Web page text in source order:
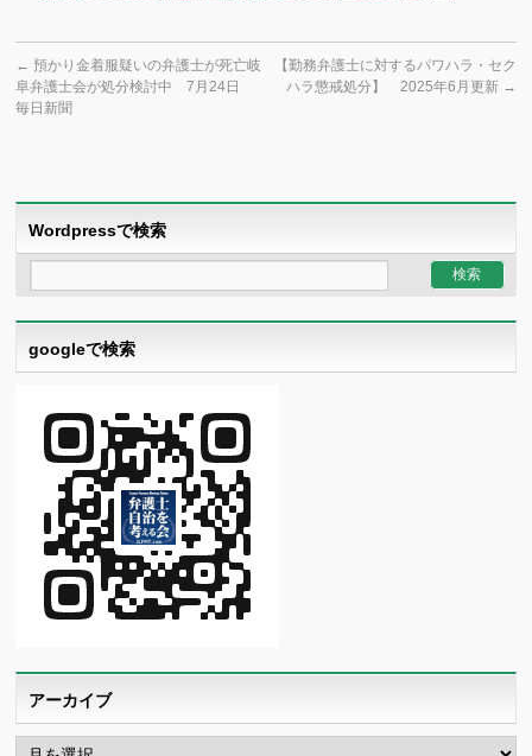
← 預かり金着服疑いの弁護士が死亡岐
阜弁護士会が処分検討中 7月24日
毎日新聞
【勤務弁護士に対するパワハラ・セク
ハラ懲戒処分】 2025年6月更新 →
Wordpressで検索
googleで検索
アーカイブ
ア